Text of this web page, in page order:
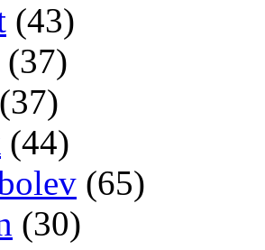
(43)
(37)
(37)
(44)
(65)
(30)